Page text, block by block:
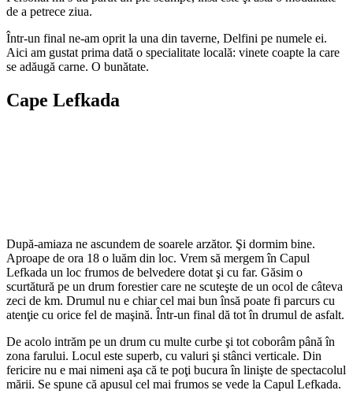
de a petrece ziua.
Într-un final ne-am oprit la una din taverne, Delfini pe numele ei.
Aici am gustat prima dată o specialitate locală: vinete coapte la care
se adăugă carne. O bunătate.
Cape Lefkada
După-amiaza ne ascundem de soarele arzător. Şi dormim bine.
Aproape de ora 18 o luăm din loc. Vrem să mergem în Capul
Lefkada un loc frumos de belvedere dotat şi cu far. Găsim o
scurtătură pe un drum forestier care ne scuteşte de un ocol de câteva
zeci de km. Drumul nu e chiar cel mai bun însă poate fi parcurs cu
atenţie cu orice fel de maşină. Într-un final dă tot în drumul de asfalt.
De acolo intrăm pe un drum cu multe curbe şi tot coborâm până în
zona farului. Locul este superb, cu valuri şi stânci verticale. Din
fericire nu e mai nimeni aşa că te poţi bucura în linişte de spectacolul
mării. Se spune că apusul cel mai frumos se vede la Capul Lefkada.